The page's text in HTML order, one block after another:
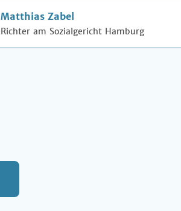
Matthias Zabel
Richter am Sozialgericht Hamburg